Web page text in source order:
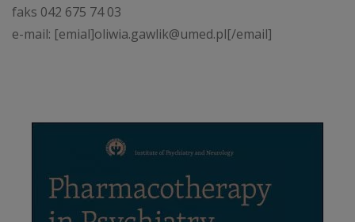
faks 042 675 74 03
e-mail: [emial]oliwia.gawlik@umed.pl[/email]